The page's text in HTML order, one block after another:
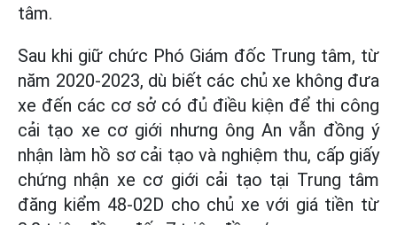
tâm.
Sau khi giữ chức Phó Giám đốc Trung tâm, từ
năm 2020-2023, dù biết các chủ xe không đưa
xe đến các cơ sở có đủ điều kiện để thi công
cải tạo xe cơ giới nhưng ông An vẫn đồng ý
nhận làm hồ sơ cải tạo và nghiệm thu, cấp giấy
chứng nhận xe cơ giới cải tạo tại Trung tâm
đăng kiểm 48-02D cho chủ xe với giá tiền từ